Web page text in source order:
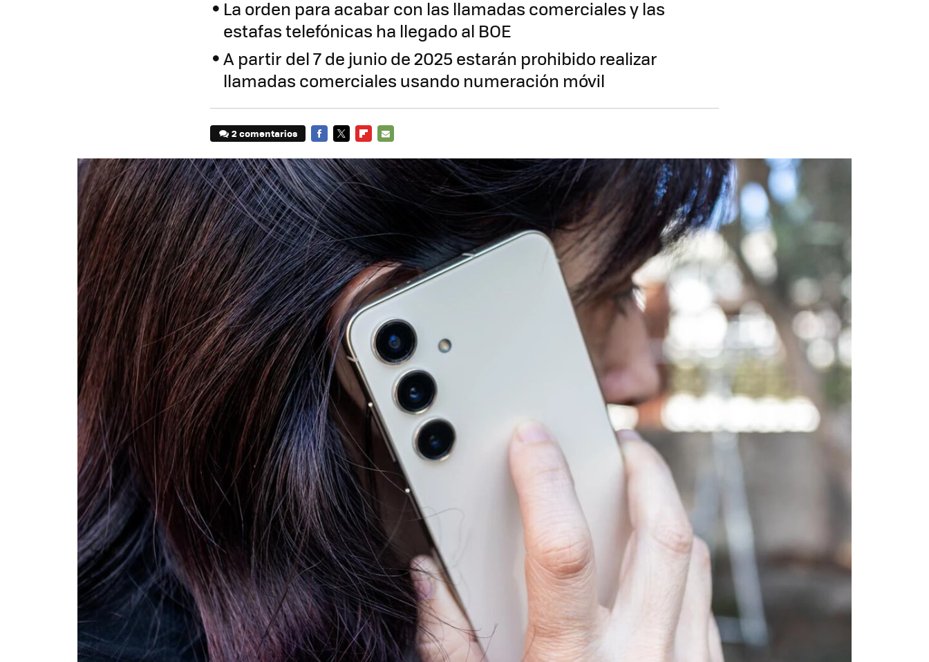
La orden para acabar con las llamadas comerciales y las
estafas telefónicas ha llegado al BOE
A partir del 7 de junio de 2025 estarán prohibido realizar
llamadas comerciales usando numeración móvil
2 comentarios
MAIL